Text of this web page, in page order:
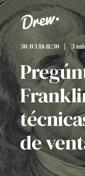
30/03/18 11:30 3
de